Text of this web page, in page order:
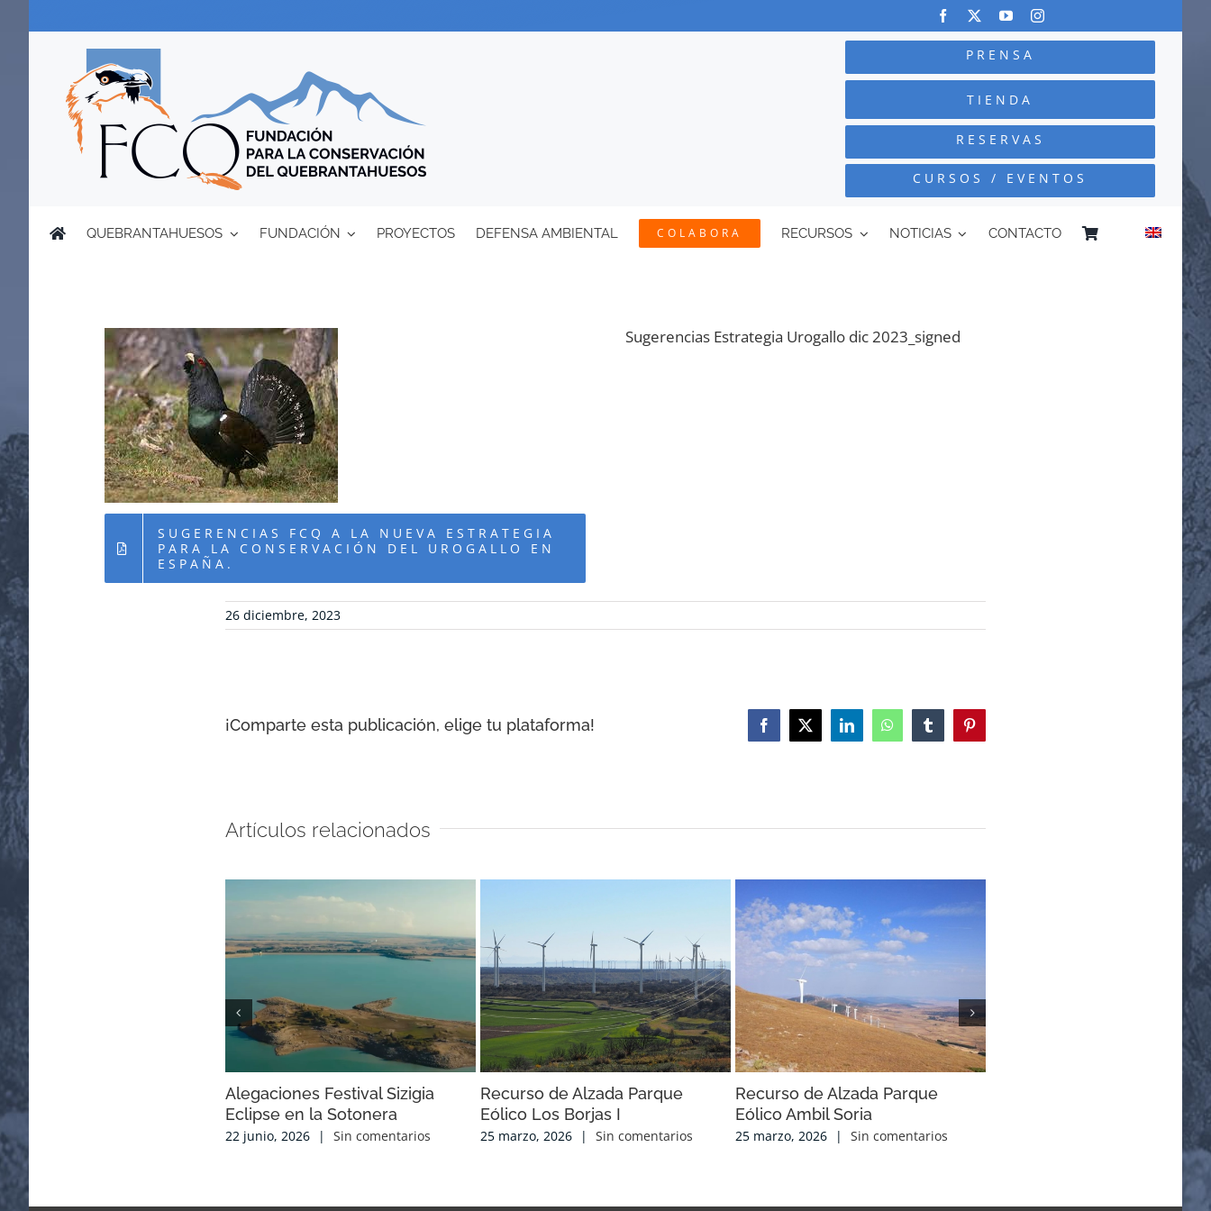
PRENSA
TIENDA
RESERVAS
CURSOS / EVENTOS
QUEBRANTAHUESOS FUNDACIÓN PROYECTOS DEFENSA AMBIENTAL COLABORA RECURSOS NOTICIAS CONTACTO
SUGERENCIAS FCQ A LA NUEVA ESTRATEGIA
PARA LA CONSERVACIÓN DEL UROGALLO EN
ESPAÑA.
Sugerencias Estrategia Urogallo dic 2023_signed
26 diciembre, 2023
¡Comparte esta publicación, elige tu plataforma! Facebook
X LinkedInWhatsAppTumblrPinterest
Artículos relacionados
Alegaciones Festival Sizigia
Eclipse en la Sotonera
22 junio, 2026 | Sin comentarios
Recurso de Alzada Parque
Eólico Los Borjas I
25 marzo, 2026 | Sin comentarios
Recurso de Alzada Parque
Eólico Ambil Soria
25 marzo, 2026 | Sin comentarios
Solicitud de inclusión del
Aragón y aprobación de su
Sin comentarios